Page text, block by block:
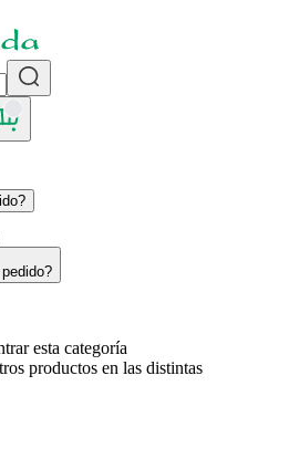
esta categoría
productos en las distintas